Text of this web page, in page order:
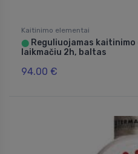
Kaitinimo elementai
⬤ Reguliuojamas kaitinimo
laikmačiu 2h, baltas
94.00 €